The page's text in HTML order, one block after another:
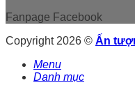
Fanpage Facebook
Copyright 2026 © Ấn
Menu
Danh mục